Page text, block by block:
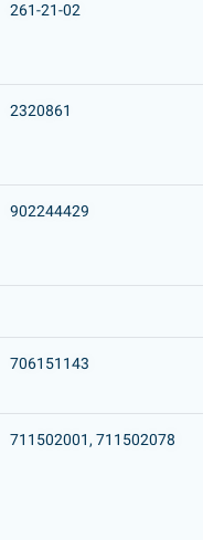
261-21-02
2320861
902244429
706151143
711502001, 711502078